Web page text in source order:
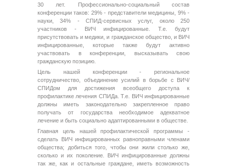
30 лет. Профессионально-социальный состав
конференции таков: 29% - представители медицины, 9% -
науки, 34% - СПИД-сервисных услуг, около 250
участников - ВИЧ инфицированные. Т.е. будут
присутствовать и медики, и гражданское общество, и ВИЧ
инфицированные, которые также будут активно
участвовать в конференции, высказывать свою
гражданскую позицию.
Цель нашей конференции - региональное
сотрудничество, объединение усилий в борьбе с ВИЧ/
СПИДом для достижения всеобщего доступа к
профилактике лечения СПИДа. Т.е. ВИЧ инфицированные
должны иметь законодательно закрепленное право
получать от государства необходимое адекватное
лечение и быть социально адаптированными в обществе.
Главная цель нашей профилактической программы -
сделать ВИЧ инфицированных равноправными членами
общества; добиться того, чтобы они жили столько же,
сколько и их поколение. ВИЧ инфицированные должны
так же, как и остальные граждане, иметь возможность